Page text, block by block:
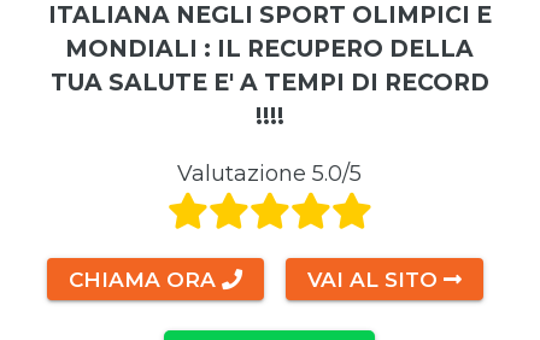
ITALIANA NEGLI SPORT OLIMPICI E
MONDIALI : IL RECUPERO DELLA
TUA SALUTE E' A TEMPI DI RECORD
!!!!
Valutazione 5.0/5
CHIAMA ORA VAI AL SITO